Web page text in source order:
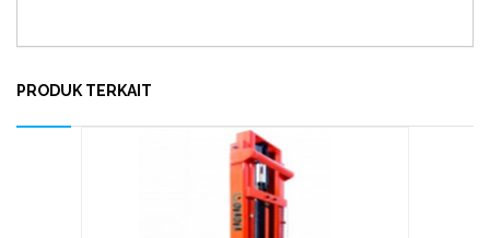
PRODUK TERKAIT